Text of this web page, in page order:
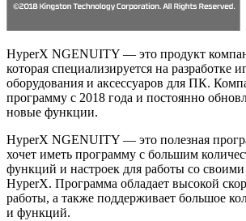
HyperX NGENUITY — это продукт
которая специализируется на разработке
оборудования и аксессуаров для ПК.
программу с 2018 года и постоянно
новые функции.
HyperX NGENUITY — это полезная
хочет иметь программу с большим
функций и настроек для работы со своими
HyperX. Программа обладает высокой
работы, а также поддерживает большое
и функций.